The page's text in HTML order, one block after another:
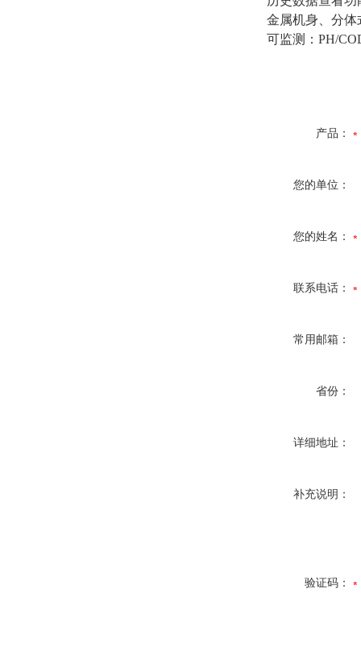
金属机身、分
可监测：PH/
产品：
您的单位：
您的姓名：
联系电话：
常用邮箱：
省份：
详细地址：
补充说明：
验证码：